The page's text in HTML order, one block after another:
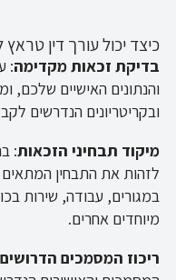
כיצד יכול עורך דין טראץ
בדיקת זכאות מקדימה:
והנתונים האישיים שלכם,
ובקריטריונים הנדרשים
מיקוד תבחיני הזכאות:
לזהות את התבחין
במגורים, עבודה, שירות
מיוחדים אחרים.
ריכוז המסמכים הדרושים